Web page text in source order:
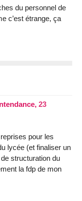
du personnel de
c’est étrange, ça
23
pour les
lycée (et finaliser un
structuration du
la fdp de mon